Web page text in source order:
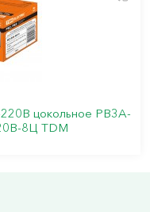
цокольное РВ3A-
8Ц TDM